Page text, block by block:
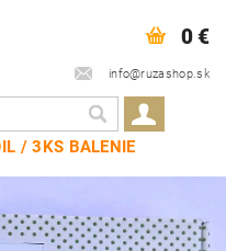
info@ruzashop.sk
0 €
/ 3KS BALENIE